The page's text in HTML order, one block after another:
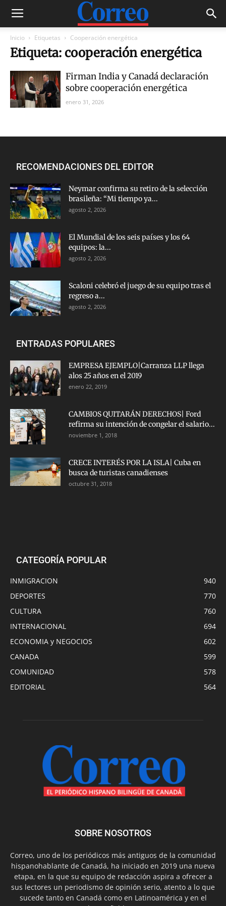
Inicio Etiquetas Cooperación energética
Etiqueta: cooperación energética
Firman India y Canadá declaración
sobre cooperación energética
enero 31, 2026
RECOMENDACIONES DEL EDITOR
Neymar confirma su retiro de la selección
brasileña: “Mi tiempo ya...
agosto 2, 2026
El Mundial de los seis países y los 64
equipos: la...
agosto 2, 2026
Scaloni celebró el juego de su equipo tras el
regreso a...
agosto 2, 2026
ENTRADAS POPULARES
EMPRESA EJEMPLO|Carranza LLP llega
alos 25 años en el 2019
enero 22, 2019
CAMBIOS QUITARÁN DERECHOS| Ford
refirma su intención de congelar el salario...
noviembre 1, 2018
CRECE INTERÉS POR LA ISLA| Cuba en
busca de turistas canadienses
octubre 31, 2018
CATEGORÍA POPULAR
INMIGRACION
940
DEPORTES
770
CULTURA
760
INTERNACIONAL
694
ECONOMIA y NEGOCIOS
602
CANADA
599
COMUNIDAD
578
EDITORIAL
564
SOBRE NOSOTROS
Correo, uno de los periódicos más antiguos de la comunidad
hispanohablante de Canadá, ha iniciado en 2019 una nueva
etapa, en la que su equipo de redacción aspira a ofrecer a
sus lectores un periodismo de opinión serio, atento a lo que
sucede tanto en Canadá como en Latinoamérica y en el